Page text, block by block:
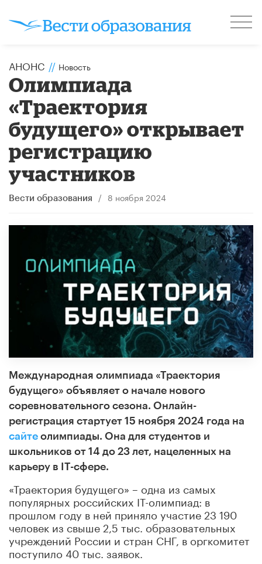
АНОНС // Новость
Олимпиада
«Траектория
будущего» открывает
регистрацию
участников
Вести образования / 8 ноября 2024
Международная олимпиада «Траектория
будущего» объявляет о начале нового
соревновательного сезона. Онлайн-
регистрация стартует 15 ноября 2024 года на
сайте олимпиады. Она для студентов и
школьников от 14 до 23 лет, нацеленных на
карьеру в IT-сфере.
«Траектория будущего» – одна из самых
популярных российских IT-олимпиад: в
прошлом году в ней приняло участие 23 190
человек из свыше 2,5 тыс. образовательных
учреждений России и стран СНГ, в оргкомитет
поступило 40 тыс. заявок.